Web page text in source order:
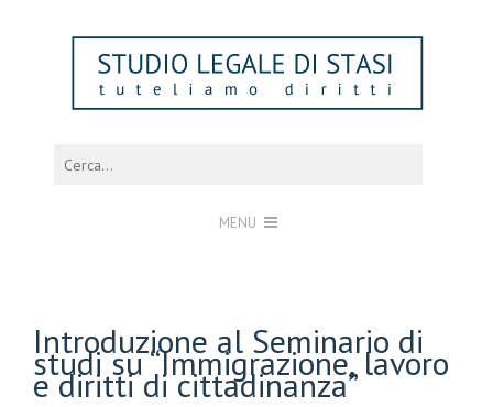
MENU
Introduzione al Seminario di
studi su “Immigrazione, lavoro
e diritti di cittadinanza”